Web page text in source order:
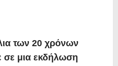
των 20 χρόνων
σε μια εκδήλωση